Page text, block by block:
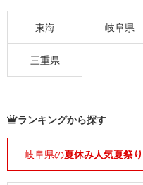
東海 岐阜県
三重県
ランキングから探す
岐阜県の夏休み人気夏祭り